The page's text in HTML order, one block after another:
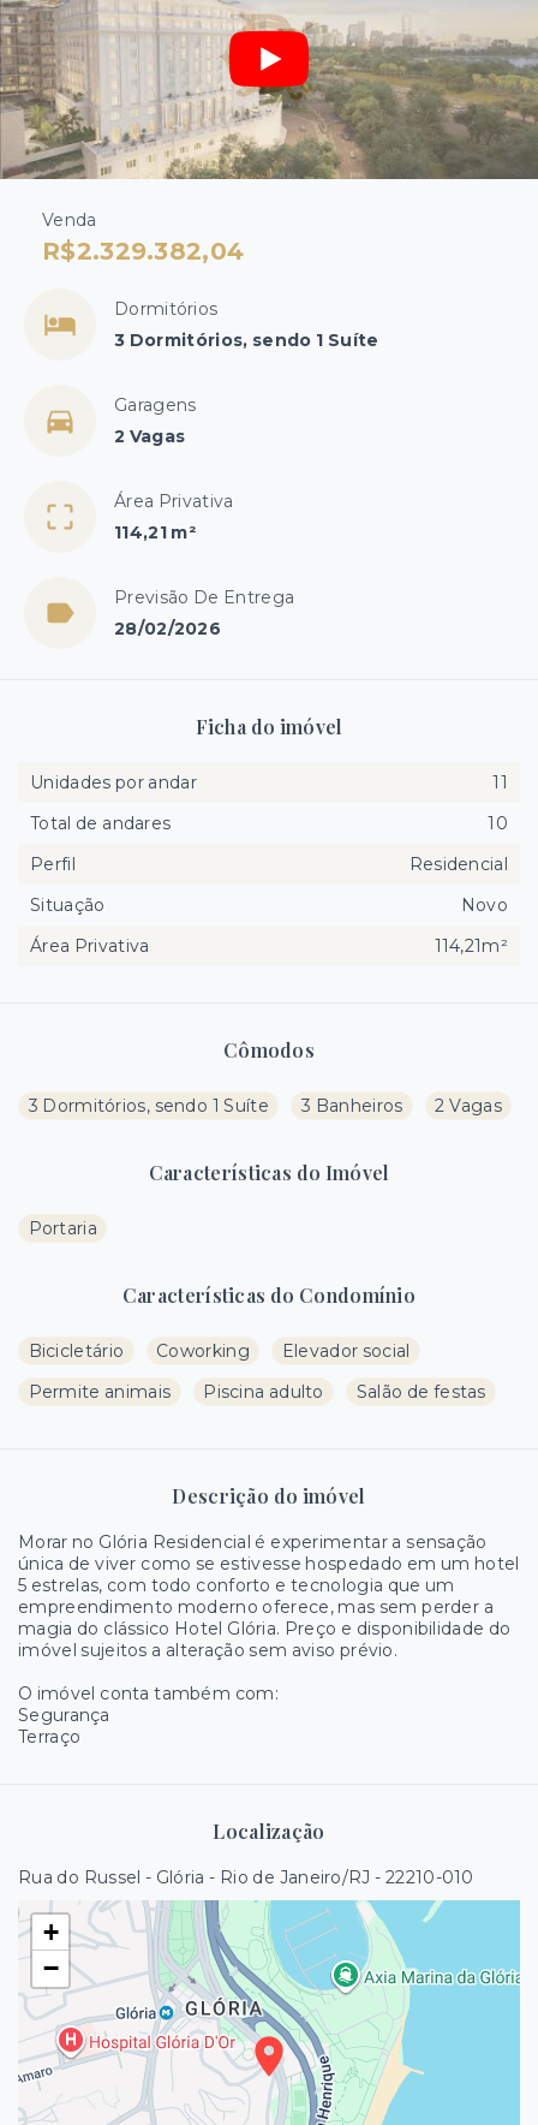
Venda
R$2.329.382,04
Dormitórios
3 Dormitórios, sendo 1 Suíte
Garagens
2 Vagas
Área Privativa
114,21 m²
Previsão De Entrega
28/02/2026
Cômodos
3 Dormitórios, sendo 1 Suíte 3 Banheiros 2 Vagas
Características do Imóvel
Portaria
Características do Condomínio
Bicicletário Coworking
Elevador social
Permite animais
Piscina adulto Salão de festas
Descrição do imóvel
Morar no Glória Residencial é experimentar a sensação
única de viver como se estivesse hospedado em um hotel
5 estrelas, com todo conforto e tecnologia que um
empreendimento moderno oferece, mas sem perder a
magia do clássico Hotel Glória. Preço e disponibilidade do
imóvel sujeitos a alteração sem aviso prévio.
O imóvel conta também com:
Segurança
Terraço
Localização
Rua do Russel - Glória - Rio de Janeiro/RJ - 22210-010
+
−
Ficha do imóvel
Unidades por andar
11
Total de andares
10
Perfil
Residencial
Situação
Novo
Área Privativa
114,21m²